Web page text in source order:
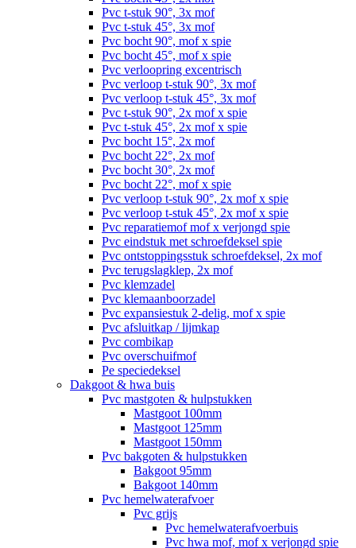
Pvc t-stuk 90°, 3x mof
Pvc t-stuk 45°, 3x mof
Pvc bocht 90°, mof x spie
Pvc bocht 45°, mof x spie
Pvc verloopring excentrisch
Pvc verloop t-stuk 90°, 3x mof
Pvc verloop t-stuk 45°, 3x mof
Pvc t-stuk 90°, 2x mof x spie
Pvc t-stuk 45°, 2x mof x spie
Pvc bocht 15°, 2x mof
Pvc bocht 22°, 2x mof
Pvc bocht 30°, 2x mof
Pvc bocht 22°, mof x spie
Pvc verloop t-stuk 90°, 2x mof x spie
Pvc verloop t-stuk 45°, 2x mof x spie
Pvc reparatiemof mof x verjongd spie
Pvc eindstuk met schroefdeksel spie
Pvc ontstoppingsstuk schroefdeksel, 2x mof
Pvc terugslagklep, 2x mof
Pvc klemzadel
Pvc klemaanboorzadel
Pvc expansiestuk 2-delig, mof x spie
Pvc afsluitkap / lijmkap
Pvc combikap
Pvc overschuifmof
Pe speciedeksel
Dakgoot & hwa buis
Pvc mastgoten & hulpstukken
Mastgoot 100mm
Mastgoot 125mm
Mastgoot 150mm
Pvc bakgoten & hulpstukken
Bakgoot 95mm
Bakgoot 140mm
Pvc hemelwaterafvoer
Pvc grijs
Pvc hemelwaterafvoerbuis
Pvc hwa mof, mof x verjongd spie